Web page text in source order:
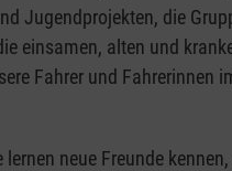
Jugendprojekten, die
einsamen, alten und
Fahrer und Fahrerinnen
neue Freunde